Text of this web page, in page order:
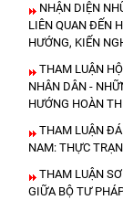
NHẬN DIỆN
LIÊN QUAN ĐẾN
HƯỚNG, KIẾN
THAM LUẬN
NHÂN DÂN -
HƯỚNG HOÀN
THAM LUẬN
NAM: THỰC
THAM LUẬN
GIỮA BỘ TƯ